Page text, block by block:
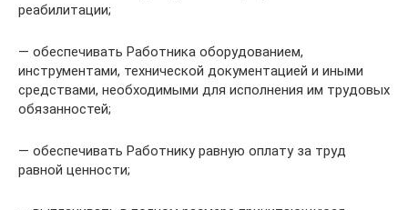
реабилитации;
— обеспечивать Работника оборудованием,
инструментами, технической документацией и иными
средствами, необходимыми для исполнения им трудовых
обязанностей;
— обеспечивать Работнику равную оплату за труд
равной ценности;